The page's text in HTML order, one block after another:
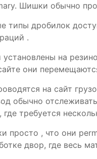
Шишки обычно
типы дробилок
.
на
они
на сайт
обычно
требуется
просто , что они
двор, где весь